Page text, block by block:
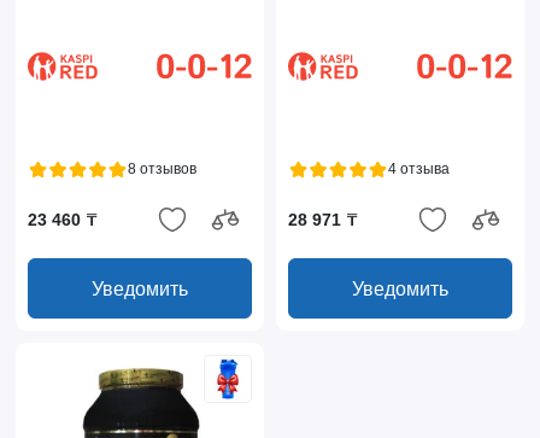
8 отзывов
23 460 ₸
Уведомить
4 отзыва
28 971 ₸
Уведомить